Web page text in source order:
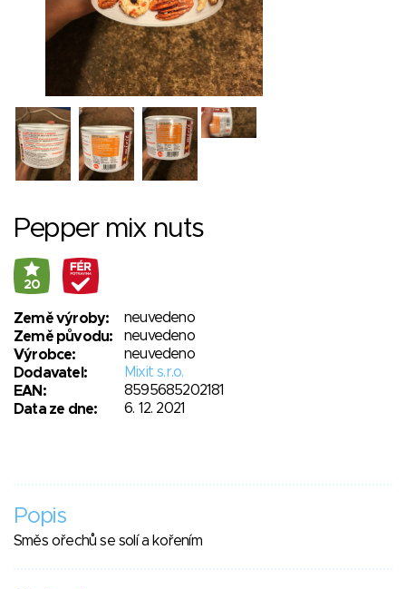
Pepper mix nuts
20
Země výroby:
neuvedeno
Země původu:
neuvedeno
Výrobce:
neuvedeno
Dodavatel:
Mixit s.r.o.
EAN:
8595685202181
Data ze dne:
6. 12. 2021
Popis
Směs ořechů se solí a kořením